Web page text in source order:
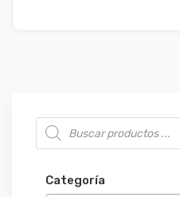
Búsqueda de productos
Categoría